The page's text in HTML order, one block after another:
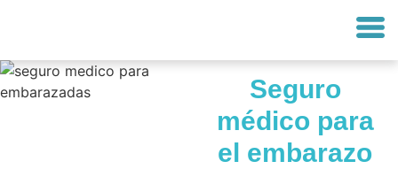
Seguro
médico para
el embarazo